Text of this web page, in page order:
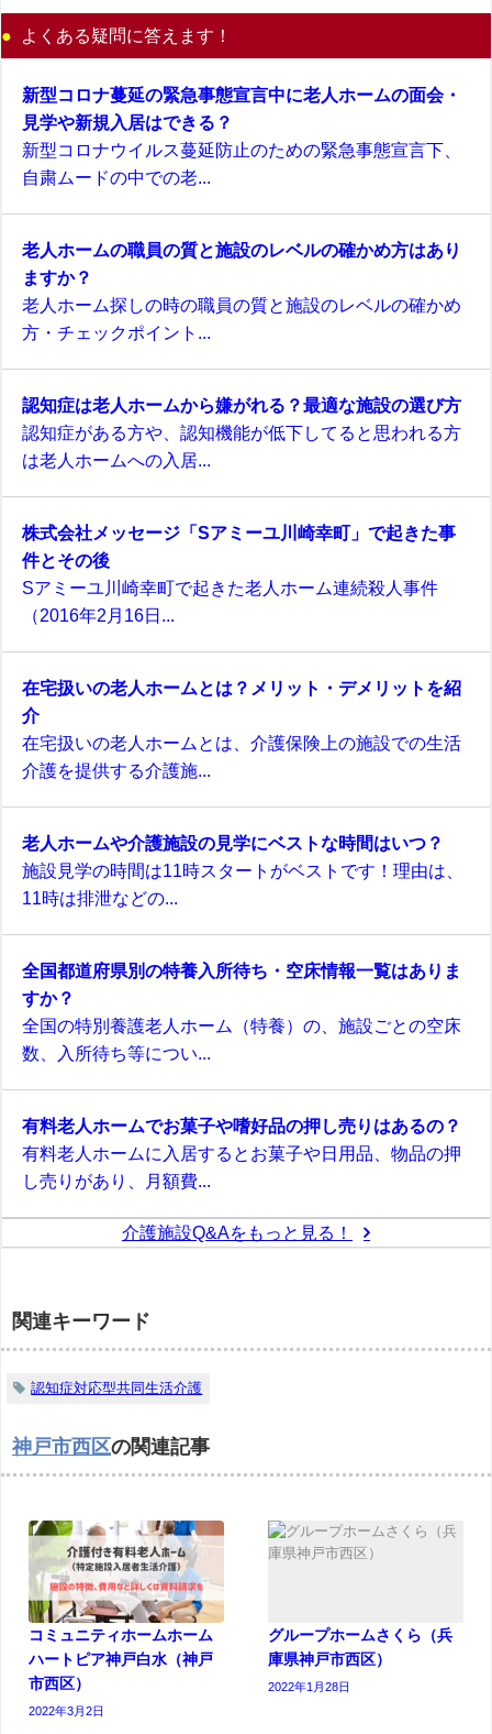
よくある疑問に答えます！
新型コロナ蔓延の緊急事態宣言中に老人ホームの面会・
見学や新規入居はできる？
新型コロナウイルス蔓延防止のための緊急事態宣言下、
自粛ムードの中での老...
老人ホームの職員の質と施設のレベルの確かめ方はあり
ますか？
老人ホーム探しの時の職員の質と施設のレベルの確かめ
方・チェックポイント...
認知症は老人ホームから嫌がれる？最適な施設の選び方
認知症がある方や、認知機能が低下してると思われる方
は老人ホームへの入居...
株式会社メッセージ「Sアミーユ川崎幸町」で起きた事
件とその後
Sアミーユ川崎幸町で起きた老人ホーム連続殺人事件
（2016年2月16日...
在宅扱いの老人ホームとは？メリット・デメリットを紹
介
在宅扱いの老人ホームとは、介護保険上の施設での生活
介護を提供する介護施...
老人ホームや介護施設の見学にベストな時間はいつ？
施設見学の時間は11時スタートがベストです！理由は、
11時は排泄などの...
全国都道府県別の特養入所待ち・空床情報一覧はありま
すか？
全国の特別養護老人ホーム（特養）の、施設ごとの空床
数、入所待ち等につい...
有料老人ホームでお菓子や嗜好品の押し売りはあるの？
有料老人ホームに入居するとお菓子や日用品、物品の押
し売りがあり、月額費...
介護施設Q&Aをもっと見る！
関連キーワード
認知症対応型共同生活介護
神戸市西区の関連記事
コミュニティホームホーム
ハートピア神戸白水（神戸
市西区）
2022年3月2日
グループホームさくら（兵
庫県神戸市西区）
2022年1月28日